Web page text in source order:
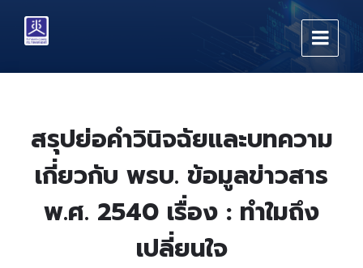
content
main
footer
สรุปย่อคำวินิจฉัยและบทความ
เกี่ยวกับ พรบ. ข้อมูลข่าวสาร
พ.ศ. 2540 เรื่อง : ทำใมถึง
เปลี่ยนใจ